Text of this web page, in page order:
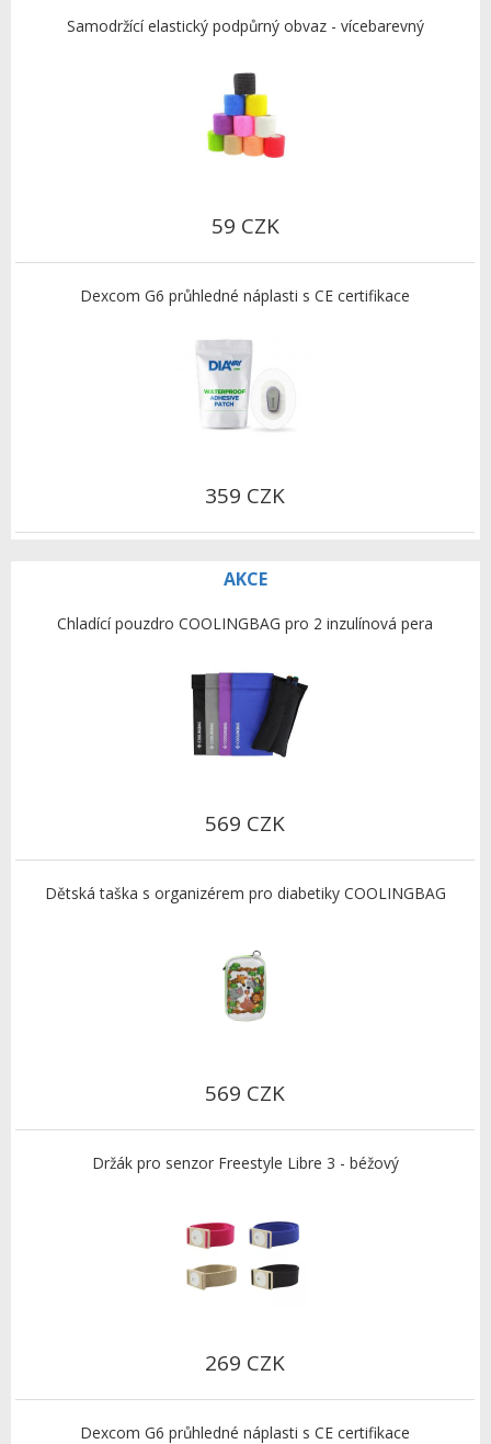
Samodržící elastický podpůrný obvaz - vícebarevný
59 CZK
Dexcom G6 průhledné náplasti s CE certifikace
359 CZK
AKCE
Chladící pouzdro COOLINGBAG pro 2 inzulínová pera
569 CZK
Dětská taška s organizérem pro diabetiky COOLINGBAG
569 CZK
Držák pro senzor Freestyle Libre 3 - béžový
269 CZK
Dexcom G6 průhledné náplasti s CE certifikace